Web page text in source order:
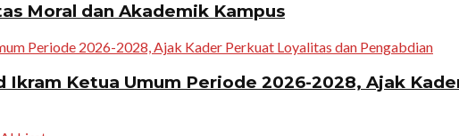
Moral dan Akademik Kampus
Ketua Umum Periode 2026-2028, Ajak